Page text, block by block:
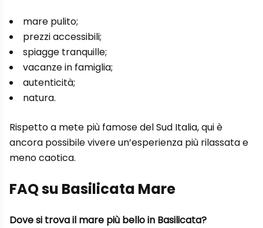
mare pulito;
prezzi accessibili;
spiagge tranquille;
vacanze in famiglia;
autenticità;
natura.
Rispetto a mete più famose del Sud Italia, qui è
ancora possibile vivere un’esperienza più rilassata e
meno caotica.
FAQ su Basilicata Mare
Dove si trova il mare più bello in Basilicata?